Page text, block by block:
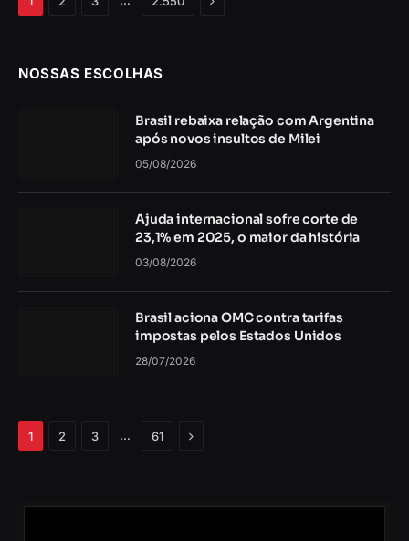
NOSSAS ESCOLHAS
Brasil rebaixa relação com Argentina
após novos insultos de Milei
05/08/2026
Ajuda internacional sofre corte de
23,1% em 2025, o maior da história
03/08/2026
Brasil aciona OMC contra tarifas
impostas pelos Estados Unidos
28/07/2026
1 2 3 … 61 Próximo